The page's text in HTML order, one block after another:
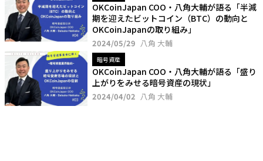
OKCoinJapan COO・八角大輔が語る「半減
期を迎えたビットコイン（BTC）の動向と
OKCoinJapanの取り組み」
2024/05/29 八角 大輔
暗号資産
OKCoinJapan COO・八角大輔が語る「盛り
上がりをみせる暗号資産の現状」
2024/04/02 八角 大輔